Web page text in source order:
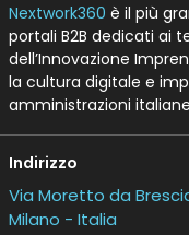
Nextwork360 è il più
portali B2B dedicati ai
dell’Innovazione
la cultura digitale e
amministrazioni
Indirizzo
Via Moretto da
Milano - Italia